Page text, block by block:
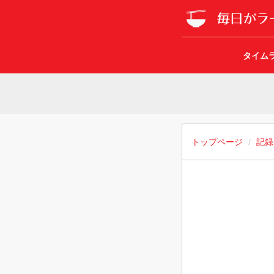
タイム
トップページ 記録